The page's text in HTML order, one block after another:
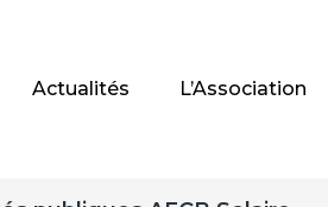
Actualités L’Association